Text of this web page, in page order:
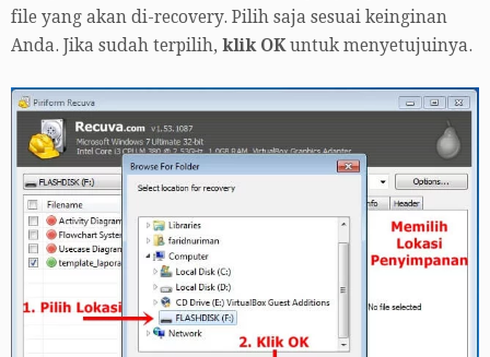
file yang akan di-recovery. Pilih saja sesuai keinginan
Anda. Jika sudah terpilih, klik OKuntuk menyetujuinya.